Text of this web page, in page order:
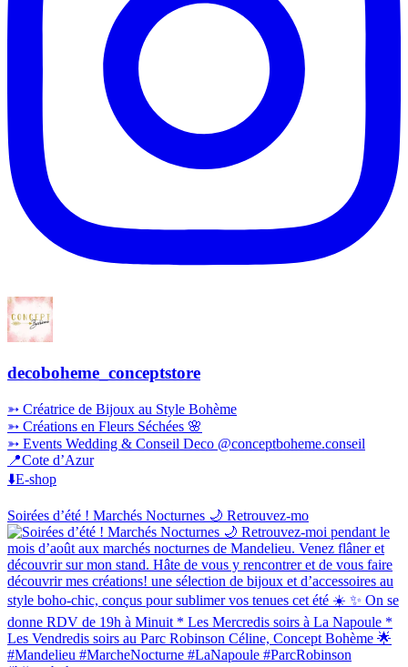
decoboheme_conceptstore
➳ Créatrice de Bijoux au Style Bohème
➳ Créations en Fleurs Séchées 🌸
➳ Events Wedding & Conseil Deco @conceptboheme.conseil
📍Cote d’Azur
⬇️E-shop
Soirées d’été ! Marchés Nocturnes 🌙 Retrouvez-mo